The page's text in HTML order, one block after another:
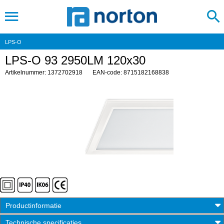
LPS-O
LPS-O 93 2950LM 120x30
Artikelnummer: 1372702918 EAN-code: 8715182168838
Productinformatie